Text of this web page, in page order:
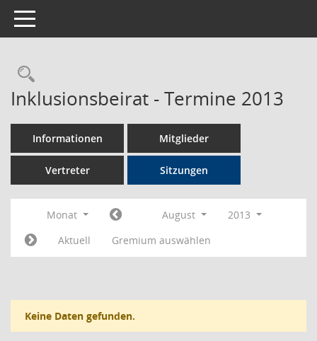
Toggle navigation
Rechercheauswahl
Inklusionsbeirat - Termine 2013
Informationen Mitglieder
Vertreter Sitzungen
Monat August
2013
Aktuell
Gremium auswählen
Keine Daten gefunden.